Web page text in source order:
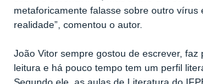
metaforicamente falasse sobre outro vírus
realidade”, comentou o autor.
João Vitor sempre gostou de escrever, faz
leitura e há pouco tempo tem um perfil